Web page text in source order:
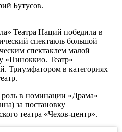
Бутусов.
Театра Наций победила в
спектакль большой
спектаклем малой
«Пиноккио. Театр»
Триумфатором в категориях
в номинации «Драма»
за постановку
театра «Чехов-центр».